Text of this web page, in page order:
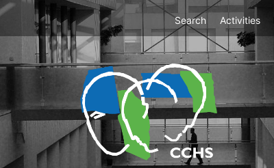
Top
Menu
Search Activities